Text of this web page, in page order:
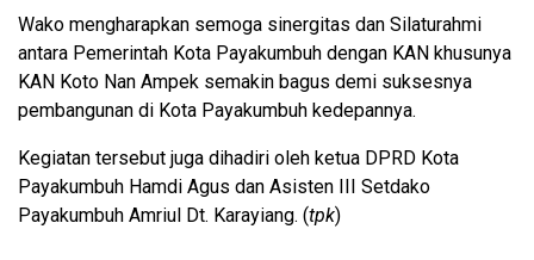
Wako mengharapkan semoga sinergitas dan Silaturahmi
antara Pemerintah Kota Payakumbuh dengan KAN khusunya
KAN Koto Nan Ampek semakin bagus demi suksesnya
pembangunan di Kota Payakumbuh kedepannya.
Kegiatan tersebut juga dihadiri oleh ketua DPRD Kota
Payakumbuh Hamdi Agus dan Asisten III Setdako
Payakumbuh Amriul Dt. Karayiang. (tpk)